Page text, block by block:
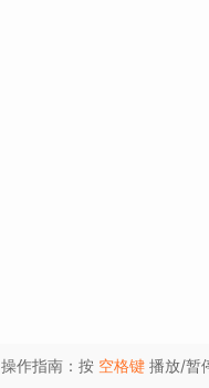
操作指南：按 空格键 播放/暂